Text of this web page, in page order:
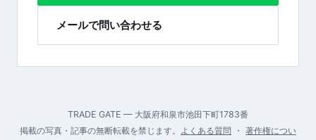
メールで問い合わせる
TRADE GATE — 大阪府和泉市池田下町1783番
掲載の写真・記事の無断転載を禁じます。 よくある質問 ・ 著作権につい